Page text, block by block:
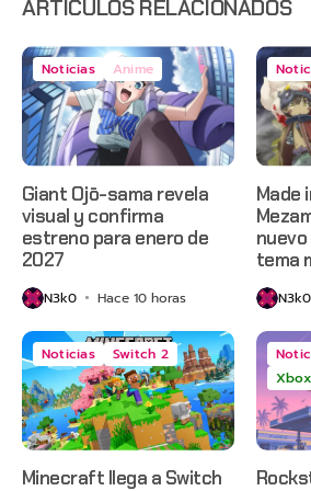
ARTÍCULOS RELACIONADOS
Noticias Anime
Giant Ojō-sama revela
visual y confirma
estreno para enero de
2027
N3k0 Hace 10 horas
Made
tema
N3k0
Noticias Switch 2
Minecraft llega a Switch